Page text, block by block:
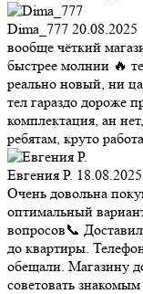
Dima_777 20.08.2025
вообще чёткий
быстрее молнии 🔥
реально новый, ни
тел гараздо дороже
комплектация, ан
ребятам, круто
Евгения Р. 18.08.2025
Очень довольна
оптимальный
вопросов📞
до квартиры.
обещали. Магазину
советовать знакомым